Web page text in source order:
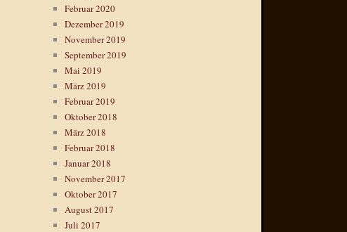
Februar 2020
Dezember 2019
November 2019
September 2019
Mai 2019
März 2019
Februar 2019
Oktober 2018
März 2018
Februar 2018
Januar 2018
November 2017
Oktober 2017
August 2017
Juli 2017